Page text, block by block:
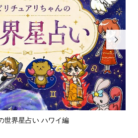
世界星占い ハワイ編
